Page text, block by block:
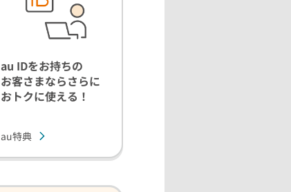
au IDをお持ちの
お客さまならさらに
おトクに使える！
au特典